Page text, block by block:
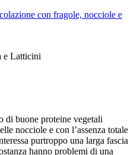
con fragole, nocciole e
e Latticini
di buone proteine vegetali
nocciole e con l’assenza totale
purtroppo una larga fascia
hanno problemi di una